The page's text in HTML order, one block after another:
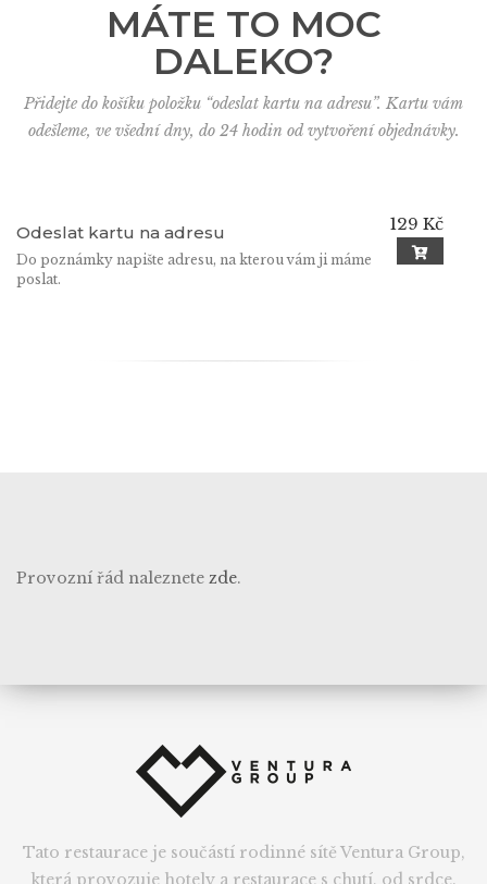
Přidejte do košíku položku “odeslat kartu na adresu”. Kartu vám
odešleme, ve všední dny, do 24 hodin od vytvoření objednávky.
MÁTE TO MOC
DALEKO?
Odeslat kartu na adresu
Do poznámky napište adresu, na kterou vám ji máme
poslat.
129 Kč
Provozní řád naleznete zde.
Tato restaurace je součástí rodinné sítě Ventura Group,
která provozuje hotely a restaurace s chutí, od srdce.